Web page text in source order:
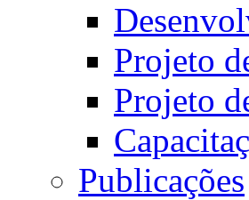
Projeto
Projeto
Publicações